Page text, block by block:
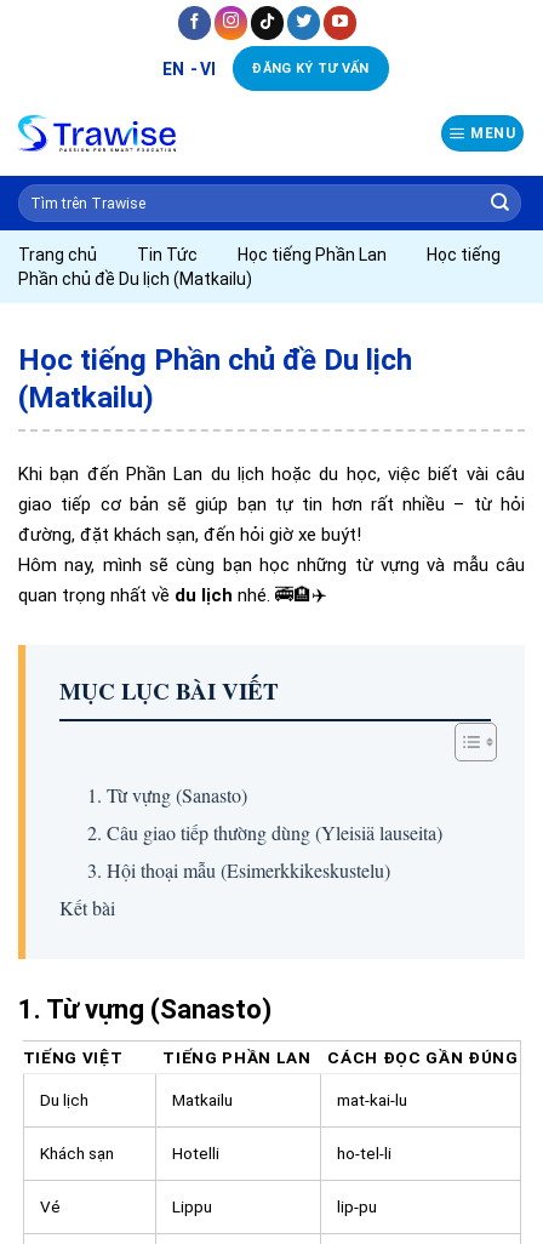
EN VI ĐĂNG KÝ TƯ VẤN
MENU
Trang chủ Tin Tức Học tiếng Phần Lan
Học tiếng
Phần chủ đề Du lịch (Matkailu)
Học tiếng Phần chủ đề Du lịch
(Matkailu)
Khi bạn đến Phần Lan du lịch hoặc du học, việc biết vài câu
giao tiếp cơ bản sẽ giúp bạn tự tin hơn rất nhiều – từ hỏi
đường, đặt khách sạn, đến hỏi giờ xe buýt!
Hôm nay, mình sẽ cùng bạn học những từ vựng và mẫu câu
quan trọng nhất về du lịch nhé. 🚎🏨✈️
MỤC LỤC BÀI VIẾT
1. Từ vựng (Sanasto)
2. Câu giao tiếp thường dùng (Yleisiä lauseita)
3. Hội thoại mẫu (Esimerkkikeskustelu)
Kết bài
1. Từ vựng (Sanasto)
TIẾNG VIỆT TIẾNG PHẦN LAN CÁCH ĐỌC GẦN ĐÚNG
Du lịch Matkailu mat-kai-lu
Khách sạn Hotelli ho-tel-li
Vé Lippu lip-pu